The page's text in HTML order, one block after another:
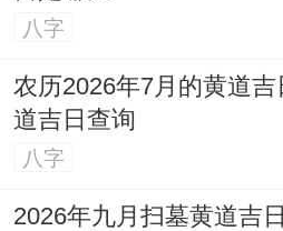
八字
农历2026年7月的黄道
道吉日查询
八字
2026年九月扫墓黄道吉